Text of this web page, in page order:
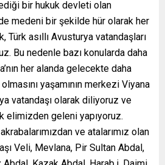
bir hukuk devleti olan
medeni bir şekilde hür olarak her
Türk asıllı Avusturya vatandaşları
Bu nedenle bazı konularda daha
her alanda gelecekte daha
yaşamının merkezi Viyana
vatandaşı olarak diliyoruz ve
elimizden geleni yapıyoruz.
ve atalarımız olan
Veli, Mevlana, Pir Sultan Abdal,